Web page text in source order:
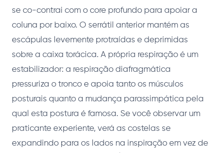
se co-contrai com o core profundo para apoiar a
coluna por baixo. O serrátil anterior mantém as
escápulas levemente protraídas e deprimidas
sobre a caixa torácica. A própria respiração é um
estabilizador: a respiração diafragmática
pressuriza o tronco e apoia tanto os músculos
posturais quanto a mudança parassimpática pela
qual esta postura é famosa. Se você observar um
praticante experiente, verá as costelas se
expandindo para os lados na inspiração em vez de